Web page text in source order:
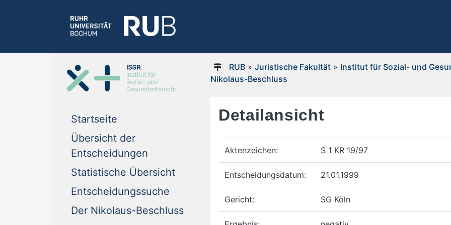
Startseite
Übersicht der
Entscheidungen
Statistische Übersicht
Entscheidungssuche
Der Nikolaus-Beschluss
RUB» Juristische Fakultät» Institut für Sozial- und
Nikolaus-Beschluss
Detailansicht
Aktenzeichen: S 1 KR 19/97
Entscheidungsdatum: 21.01.1999
Gericht: SG Köln